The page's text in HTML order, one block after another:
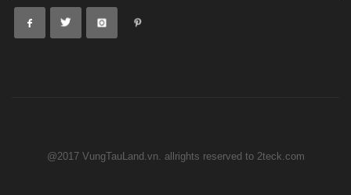
@2017 VungTauLand.vn. allrights reserved to 2teck.com